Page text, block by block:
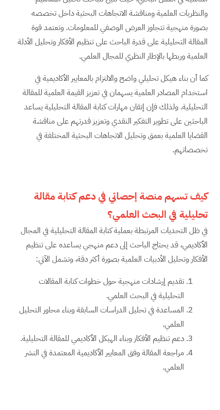
والنظريات العلمية ومناقشة الاتجاهات البحثية داخل تخصصه
بصورة منهجية تتجاوز العرض الوصفي للمعلومات. وتعتمد قوة
المقالة التحليلية على قدرة الباحث على تنظيم الأفكار وتحليل الأدلة
العلمية وربطها بالإطار النظري للمجال العلمي.
كما أن بناء هيكل تحليلي واضح والالتزام بالمعايير الأكاديمية في
استخدام المصادر العلمية يسهمان في تعزيز القيمة العلمية للمقالة
التحليلية. ولذلك فإن إتقان مهارات كتابة المقالة التحليلية يساعد
الباحثين على تطوير التفكير النقدي وتعزيز قدرتهم على مناقشة
القضايا العلمية بعمق وتحليل الاتجاهات البحثية المختلفة في
تخصصاتهم.
كيف تسهم منصة إحصائي في دعم كتابة مقالة
تحليلية في البحث العلمي؟
في ظل التحديات المرتبطة بعملية كتابة المقالة التحليلية في المجال
الأكاديمي، قد يحتاج الباحث إلى دعم منهجي يساعده على تنظيم
الأفكار وتحليل الأدبيات العلمية بصورة أكثر دقة، وتشمل الآتي:
تقديم إرشادات منهجية حول خطوات كتابة المقالات
التحليلية في البحث العلمي.
المساعدة في تحليل الدراسات السابقة وبناء محاور التحليل
العلمي.
دعم تنظيم الأفكار وبناء الهيكل الأكاديمي للمقالة التحليلية.
مراجعة المقالة وفق المعايير الأكاديمية المعتمدة في النشر
العلمي.